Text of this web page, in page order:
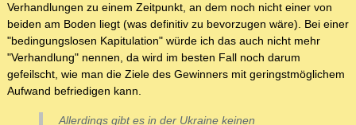
Verhandlungen zu einem Zeitpunkt, an dem noch nicht einer von
beiden am Boden liegt (was definitiv zu bevorzugen wäre). Bei einer
"bedingungslosen Kapitulation" würde ich das auch nicht mehr
"Verhandlung" nennen, da wird im besten Fall noch darum
gefeilscht, wie man die Ziele des Gewinners mit geringstmöglichem
Aufwand befriedigen kann.
Allerdings gibt es in der Ukraine keinen